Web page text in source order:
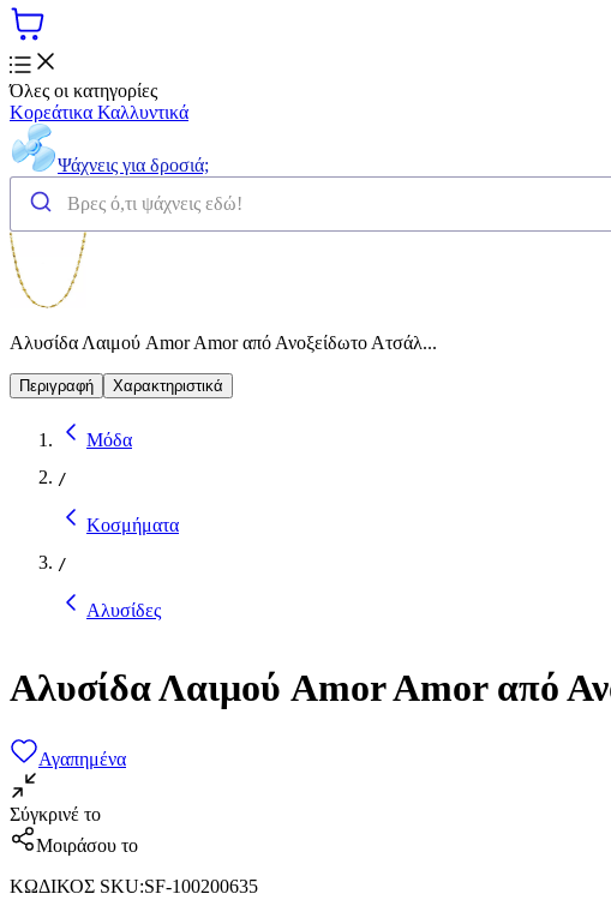
Όλες οι κατηγορίες
Κορεάτικα Καλλυντικά
Ψάχνεις για δροσιά;
Αλυσίδα Λαιμού Amor Amor από Ανοξείδωτο Ατσάλ...
Περιγραφή Χαρακτηριστικά
Μόδα
/
Κοσμήματα
/
Αλυσίδες
Αλυσίδα Λαιμού Amor Amor από
Αγαπημένα
Σύγκρινέ το
Μοιράσου το
ΚΩΔΙΚΟΣ SKU:SF-100200635